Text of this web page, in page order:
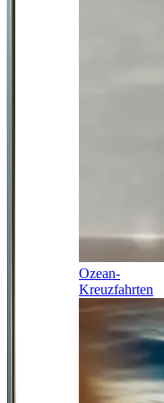
Ozean-
Kreuzfahrten